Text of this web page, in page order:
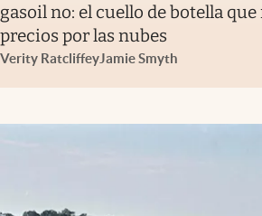
gasoil no: el cuello de botella
precios por las nubes
Verity RatcliffeyJamie Smyth